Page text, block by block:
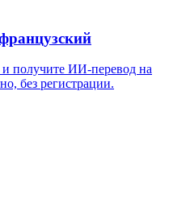
и получите ИИ-перевод на
без регистрации.